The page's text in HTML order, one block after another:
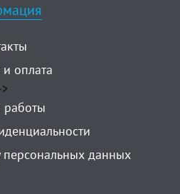
оплата
работы
персональных данных